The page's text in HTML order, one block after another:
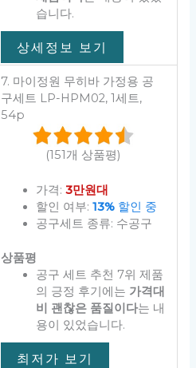
습니다.
상세정보 보기
7. 마이정원 무히바 가정용 공
구세트 LP-HPM02, 1세트,
54p
(151개 상품평)
가격: 3만원대
할인 여부: 13%할인 중
공구세트 종류: 수공구
상품평
공구 세트 추천 7위 제품
의 긍정 후기에는 가격대
비 괜찮은 품질이다는 내
용이 있었습니다.
최저가 보기